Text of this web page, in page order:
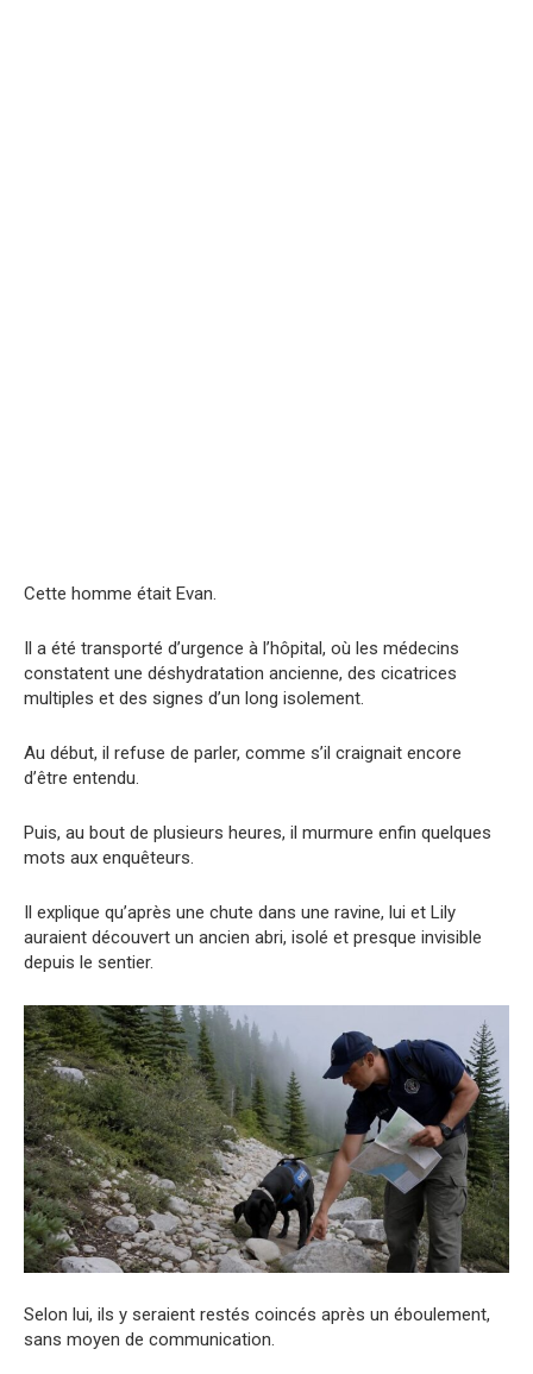
Cette homme était Evan.
Il a été transporté d’urgence à l’hôpital, où les médecins
constatent une déshydratation ancienne, des cicatrices
multiples et des signes d’un long isolement.
Au début, il refuse de parler, comme s’il craignait encore
d’être entendu.
Puis, au bout de plusieurs heures, il murmure enfin quelques
mots aux enquêteurs.
Il explique qu’après une chute dans une ravine, lui et Lily
auraient découvert un ancien abri, isolé et presque invisible
depuis le sentier.
Selon lui, ils y seraient restés coincés après un éboulement,
sans moyen de communication.